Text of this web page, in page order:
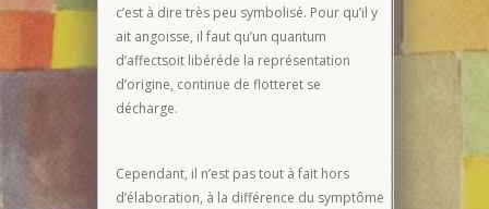
c’est à dire très peu symbolisé. Pour qu’il y
ait angoisse, il faut qu’un quantum
d’affectsoit libéréde la représentation
d’origine, continue de flotteret se
décharge.
Cependant, il n’est pas tout à fait hors
d’élaboration, à la différence du symptôme